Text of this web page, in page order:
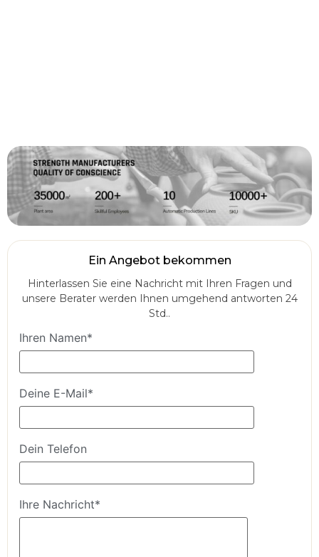
Ein Angebot bekommen
Hinterlassen Sie eine Nachricht mit Ihren Fragen und
unsere Berater werden Ihnen umgehend antworten 24
Std..
Ihren Namen*
Deine E-Mail*
Dein Telefon
Ihre Nachricht*